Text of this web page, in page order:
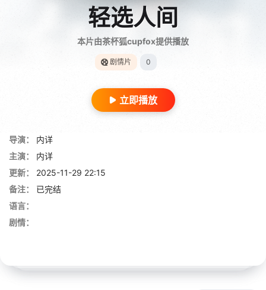
轻选人间
本片由茶杯狐cupfox提供播放
剧情片 0
立即播放
导演：
内详
主演：
内详
更新：
2025-11-29 22:15
备注：
已完结
语言：
剧情：